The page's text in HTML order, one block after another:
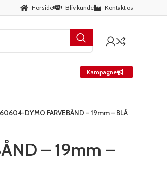
Forside Bliv kunde Kontakt os
Kampagne
60604-DYMO FARVEBÅND – 19mm – BLÅ
– 19mm –